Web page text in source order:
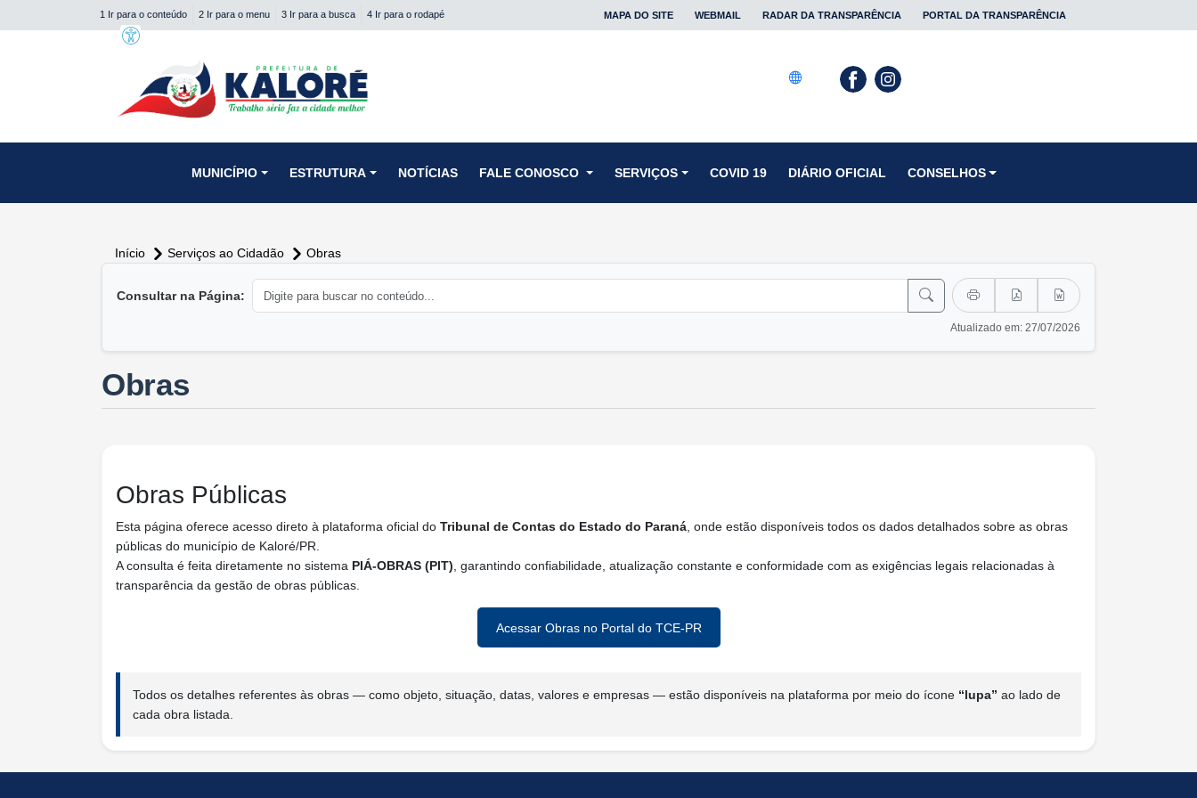
1 Ir para o conteúdo 2 Ir para o menu 3 Ir para a busca 4 Ir para o rodapé MAPA DO SITE WEBMAIL RADAR DA TRANSPARÊNCIA PORTAL DA TRANSPARÊNCIA
MUNICÍPIO
ESTRUTURA NOTÍCIAS FALE CONOSCO SERVIÇOS COVID 19 DIÁRIO OFICIAL CONSELHOS
Início Serviços ao Cidadão
Obras
Consultar na Página:
Atualizado em: 27/07/2026
Obras
Obras Públicas
Esta página oferece acesso direto à plataforma oficial do Tribunal de Contas do Estado do Paraná, onde estão disponíveis todos os dados detalhados sobre as obras
públicas do município de Kaloré/PR.
A consulta é feita diretamente no sistema PIÁ-OBRAS (PIT), garantindo confiabilidade, atualização constante e conformidade com as exigências legais relacionadas à
transparência da gestão de obras públicas.
Acessar Obras no Portal do TCE-PR
Todos os detalhes referentes às obras — como objeto, situação, datas, valores e empresas — estão disponíveis na plataforma por meio do ícone “lupa” ao lado de
cada obra listada.